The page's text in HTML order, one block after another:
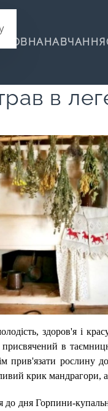
НАВЧАННЯ
в
здоров'я і
присвячений в
прив'язати рослину
крик мандрагори,
до дня Горпини-